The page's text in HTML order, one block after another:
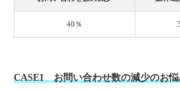
40％
CASE1 お問い合わせ数の減少のお悩